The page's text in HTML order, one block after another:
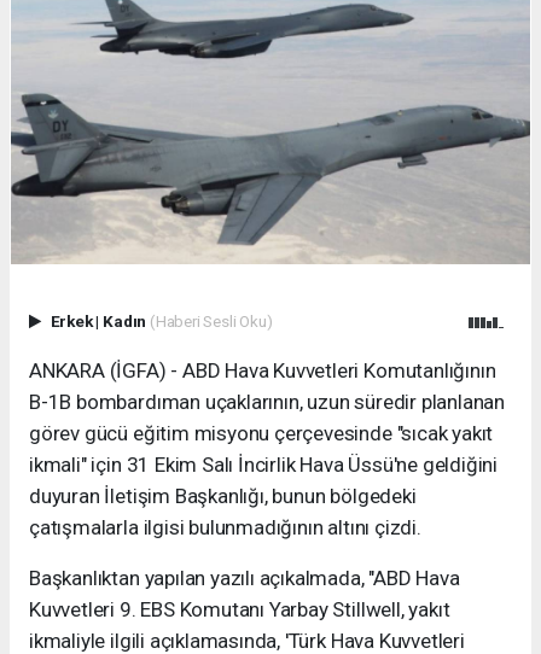
Erkek| Kadın (Haberi Sesli Oku)
ANKARA (İGFA) - ABD Hava Kuvvetleri Komutanlığının
B-1B bombardıman uçaklarının, uzun süredir planlanan
görev gücü eğitim misyonu çerçevesinde "sıcak yakıt
ikmali" için 31 Ekim Salı İncirlik Hava Üssü'ne geldiğini
duyuran İletişim Başkanlığı, bunun bölgedeki
çatışmalarla ilgisi bulunmadığının altını çizdi.
Başkanlıktan yapılan yazılı açıkalmada, "ABD Hava
Kuvvetleri 9. EBS Komutanı Yarbay Stillwell, yakıt
ikmaliyle ilgili açıklamasında, 'Türk Hava Kuvvetleri